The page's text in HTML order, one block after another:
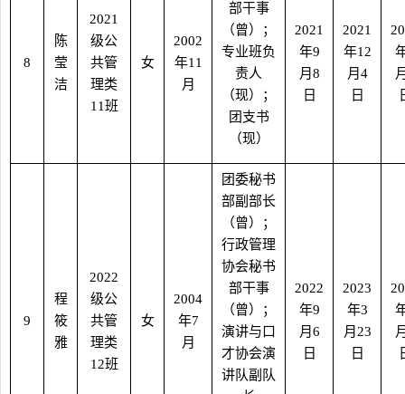
8
陈
莹
洁
2021
级公
共管
理类
11班
女
2002
年11
月
部干事
（曾）；
专业班负
责人
（现）；
团支书
（现）
2021
年9
月8
日
2021
年12
月4
日
9
程
筱
雅
2022
级公
共管
理类
12班
女
2004
年7
月
团委秘书
部副部长
（曾）；
行政管理
协会秘书
部干事
（曾）；
演讲与口
才协会演
讲队副队
2022
年9
月6
日
2023
年3
月 23
日